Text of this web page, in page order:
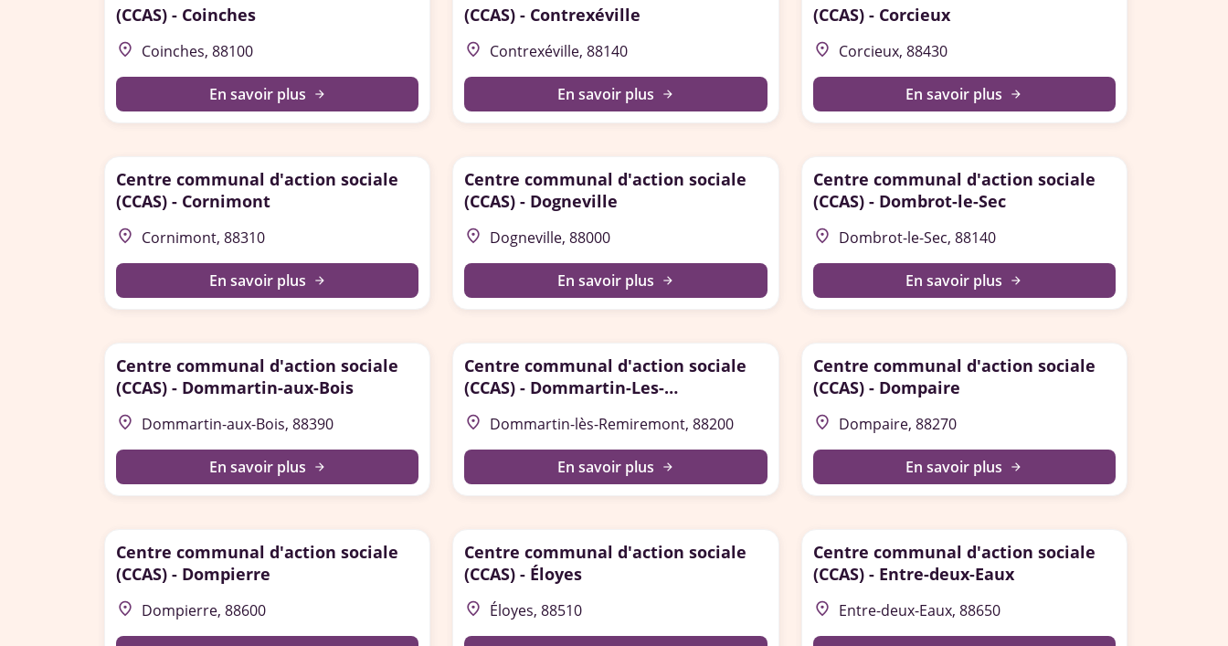
(CCAS) - Coinches
place Coinches, 88100
En savoir plus arrow_forward
(CCAS) - Contrexéville
place Contrexéville, 88140
En savoir plus arrow_forward
(CCAS) - Corcieux
place Corcieux, 88430
En savoir plus arrow_forward
Centre communal d'action sociale
(CCAS) - Cornimont
place Cornimont, 88310
En savoir plus arrow_forward
Centre communal d'action sociale
(CCAS) - Dogneville
place Dogneville, 88000
En savoir plus arrow_forward
Centre communal d'action sociale
(CCAS) - Dombrot-le-Sec
place Dombrot-le-Sec, 88140
En savoir plus arrow_forward
Centre communal d'action sociale
(CCAS) - Dommartin-aux-Bois
place Dommartin-aux-Bois, 88390
En savoir plus arrow_forward
Centre communal d'action sociale
(CCAS) - Dommartin-Les-
Remiremont
place Dommartin-lès-Remiremont, 88200
En savoir plus arrow_forward
Centre communal d'action sociale
(CCAS) - Dompaire
place Dompaire, 88270
En savoir plus arrow_forward
Centre communal d'action sociale
(CCAS) - Dompierre
place Dompierre, 88600
Centre communal d'action sociale
(CCAS) - Éloyes
place Éloyes, 88510
Centre communal d'action sociale
(CCAS) - Entre-deux-Eaux
place Entre-deux-Eaux, 88650